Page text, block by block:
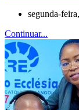
segunda-
Continuar...